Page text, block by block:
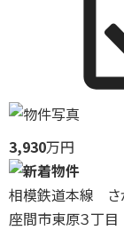
3,930万円
相模鉄道本線 さ
座間市東原３丁目